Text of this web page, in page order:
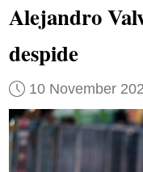
Alejandro
despide
10 November